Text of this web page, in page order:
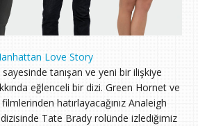
Love Story
tanışan ve yeni bir ilişkiye
eğlenceli bir dizi. Green Hornet ve
hatırlayacağınız Analeigh
Tate Brady rolünde izlediğimiz